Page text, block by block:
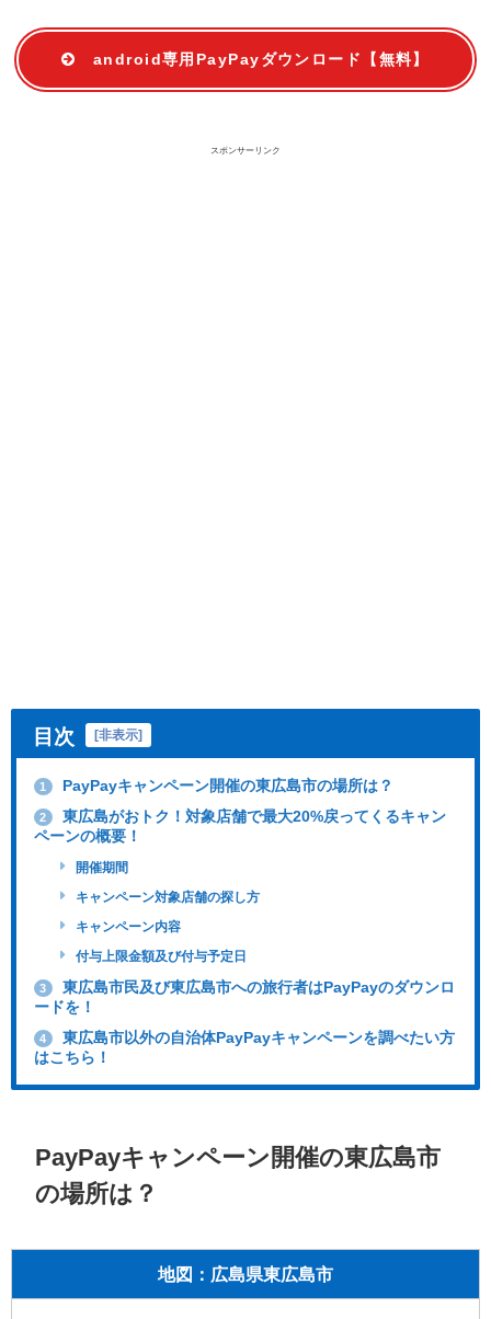
android専用PayPayダウンロード【無料】
スポンサーリンク
目次 [非表示]
1 PayPayキャンペーン開催の東広島市の場所は？
2
東広島がおトク！対象店舗で最大20%戻ってくるキャン
ペーンの概要！
開催期間
キャンペーン対象店舗の探し方
キャンペーン内容
付与上限金額及び付与予定日
3
東広島市民及び東広島市への旅行者はPayPayのダウンロ
ードを！
4
東広島市以外の自治体PayPayキャンペーンを調べたい方
はこちら！
PayPayキャンペーン開催の東広島市
の場所は？
地図：広島県東広島市